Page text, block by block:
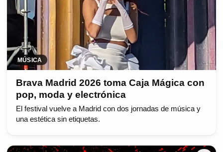
MÚSICA
Brava Madrid 2026 toma Caja Mágica con
pop, moda y electrónica
El festival vuelve a Madrid con dos jornadas de música y
una estética sin etiquetas.